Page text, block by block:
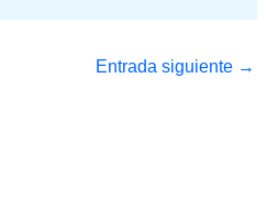
Entrada siguiente →